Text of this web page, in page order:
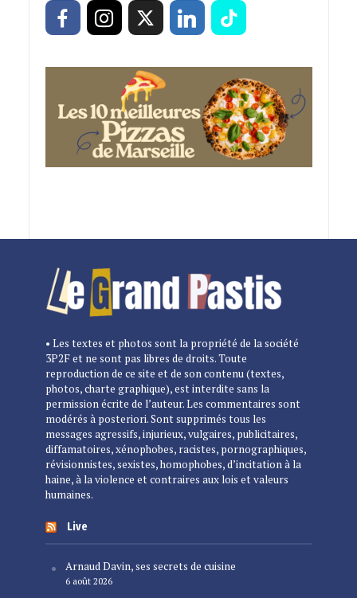
• Les textes et photos sont la propriété de la société
3P2F et ne sont pas libres de droits. Toute
reproduction de ce site et de son contenu (textes,
photos, charte graphique), est interdite sans la
permission écrite de l’auteur. Les commentaires sont
modérés à posteriori. Sont supprimés tous les
messages agressifs, injurieux, vulgaires, publicitaires,
diffamatoires, xénophobes, racistes, pornographiques,
révisionnistes, sexistes, homophobes, d’incitation à la
haine, à la violence et contraires aux lois et valeurs
humaines.
Live
Arnaud Davin, ses secrets de cuisine
6 août 2026